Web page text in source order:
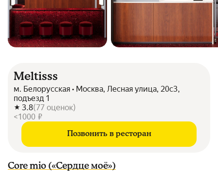
Meltisss
м. Белорусская • Москва, Лесная улица, 20с3,
подъезд 1
3.8(77 оценок)
<1000 ₽
Позвонить в ресторан
Core mio («Сердце моё»)